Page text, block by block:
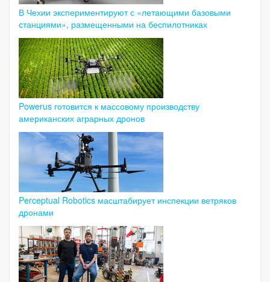
В Чехии экспериментируют с «летающими базовыми
станциями», размещенными на беспилотниках
Powerus готовится к массовому производству
американских аграрных дронов
Perceptual Robotics масштабирует инспекции ветряков
дронами